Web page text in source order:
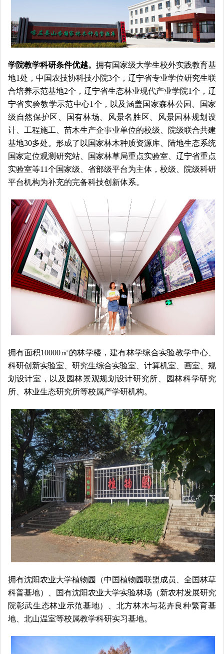
学院教学科研条件优越。 拥有国家级大学生校外实践教育基
地1处， 中国农技协科技小院3个， 辽宁省专业学位研究生联
合培养示范基地2个， 辽宁省生态林业现代产业学院1个， 辽
宁省实验教学示范中心1个，以及涵盖国家森林公园、国家
级自然保护区、国有林场、风景名胜区、风景园林规划设
计、工程施工、苗木生产企事业单位的校级、院级联合共建
基地30多处。形成了以国家林木种质资源库、陆地生态系统
国家定位观测研究站、国家林草局重点实验室、辽宁省重点
实验室等11个国家级、省部级平台为主体，校级、院级科研
平台机构为补充的完备科技创新体系。
拥有面积10000㎡的林学楼，建有林学综合实验教学中心、
科研创新实验室、研究生综合实验室、计算机室、画室、规
划设计室，以及园林景观规划设计研究所、园林科学研究
所、林业生态研究所等校属产学研机构。
拥有沈阳农业大学植物园（中国植物园联盟成员、全国林草
科普基地）、
国有沈阳农业大学实验林场（新农村发展研究
院彰武生态林业示范基地）、北方林木与花卉良种繁育基
地、北山温室等校属教学科研实习基地。